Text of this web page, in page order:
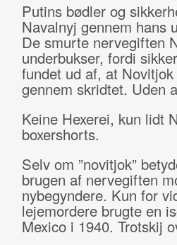
Putins bødler og
Navalnyj gennem hans
De smurte nervegiften
underbukser, fordi
fundet ud af, at
gennem skridtet. Uden
Keine Hexerei, kun lidt
boxershorts.
Selv om ”novitjok”
brugen af nervegiften
nybegyndere. Kun for
lejemordere brugte en
Mexico i 1940. Trotskij